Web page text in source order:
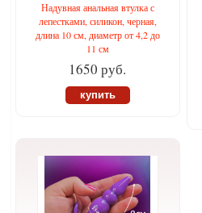
Надувная анальная втулка с
лепестками, силикон, черная,
длина 10 см, диаметр от 4,2 до
11 см
1650 руб.
купить